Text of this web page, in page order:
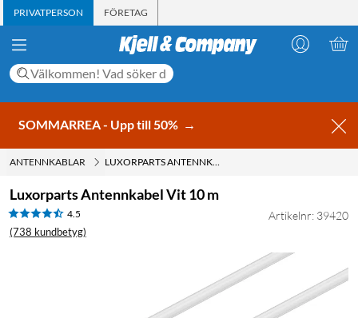
PRIVATPERSON FÖRETAG
SOMMARREA - Upp till 50% →
ANTENNKABLAR LUXORPARTS ANTENNKABEL VIT 10 M
Luxorparts Antennkabel Vit 10 m
4.5
(738 kundbetyg)
Artikelnr: 39420